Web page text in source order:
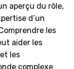
aperçu du rôle,
d’un
les
aider les
les
complexe